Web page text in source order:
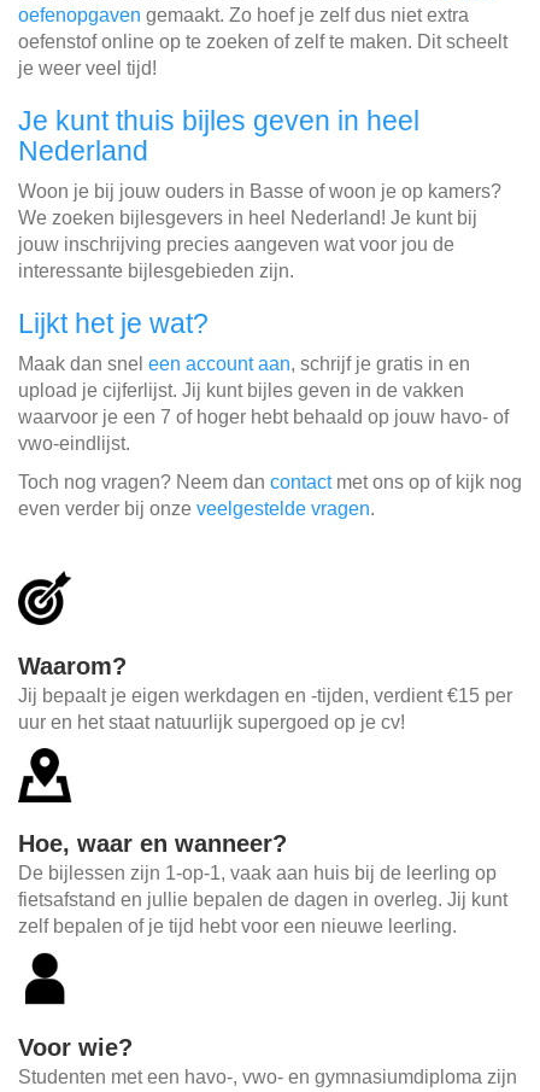
oefenopgaven gemaakt. Zo hoef je zelf dus niet extra
oefenstof online op te zoeken of zelf te maken. Dit scheelt
je weer veel tijd!
Je kunt thuis bijles geven in heel
Nederland
Woon je bij jouw ouders in Basse of woon je op kamers?
We zoeken bijlesgevers in heel Nederland! Je kunt bij
jouw inschrijving precies aangeven wat voor jou de
interessante bijlesgebieden zijn.
Lijkt het je wat?
Maak dan snel een account aan, schrijf je gratis in en
upload je cijferlijst. Jij kunt bijles geven in de vakken
waarvoor je een 7 of hoger hebt behaald op jouw havo- of
vwo-eindlijst.
Toch nog vragen? Neem dan contactmet ons op of kijk nog
even verder bij onze veelgestelde vragen.
Waarom?
Jij bepaalt je eigen werkdagen en -tijden, verdient €15 per
uur en het staat natuurlijk supergoed op je cv!
Hoe, waar en wanneer?
De bijlessen zijn 1-op-1, vaak aan huis bij de leerling op
fietsafstand en jullie bepalen de dagen in overleg. Jij kunt
zelf bepalen of je tijd hebt voor een nieuwe leerling.
Voor wie?
Studenten met een havo-, vwo- en gymnasiumdiploma zijn